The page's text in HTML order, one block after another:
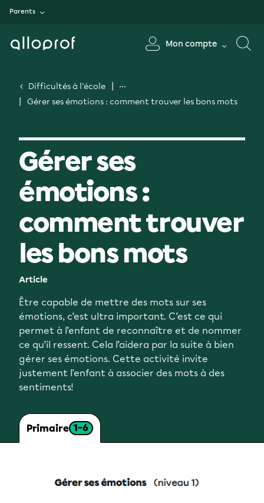
Parents
Mon compte
Difficultés à l'école
Gérer ses émotions : comment trouver les bons mots
Gérer ses
émotions :
comment trouver
les bons mots
Article
Être capable de mettre des mots sur ses
émotions, c’est ultra important. C’est ce qui
permet à l’enfant de reconnaître et de nommer
ce qu’il ressent. Cela l’aidera par la suite à bien
gérer ses émotions. Cette activité invite
justement l'enfant à associer des mots à des
sentiments!
Primaire 1-6